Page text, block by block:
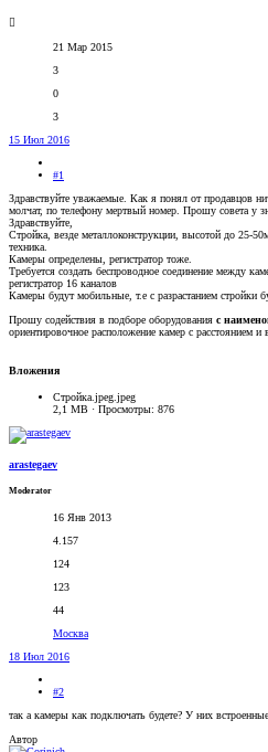
21 Мар 2015
3
0
3
15 Июл 2016
#1
Здравствуйте уважаемые. Как я понял от продавцов
молчат, по телефону мертвый номер. Прошу совета у
Здравствуйте,
Стройка, везде металлоконструкции, высотой до 25-
техника.
Камеры определены, регистратор тоже.
Требуется создать беспроводное соединение между
регистратор 16 каналов
Камеры будут мобильные, т.е с разрастанием стройки
Прошу содействия в подборе оборудования с
ориентировочное расположение камер с расстоянием
Вложения
Стройка.jpeg.jpeg
2,1 MB · Просмотры: 876
arastegaev
Moderator
16 Янв 2013
4.157
124
123
44
Москва
18 Июл 2016
#2
так а камеры как подключать будете? У них
Автор